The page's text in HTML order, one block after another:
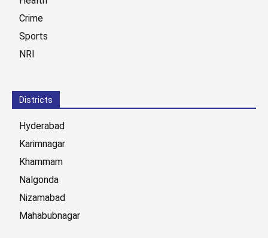
Crime
Sports
NRI
Districts
Hyderabad
Karimnagar
Khammam
Nalgonda
Nizamabad
Mahabubnagar